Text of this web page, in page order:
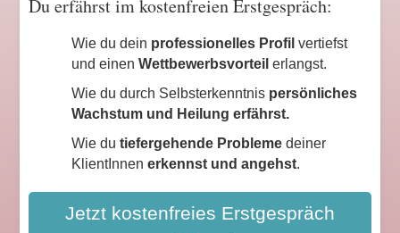
Du erfährst im kostenfreien Erstgespräch:
Wie du dein professionelles Profil vertiefst
und einen Wettbewerbsvorteil erlangst.
Wie du durch Selbsterkenntnis persönliches
Wachstum und Heilung erfährst.
Wie du tiefergehende Problemedeiner
KlientInnen erkennst und angehst.
Jetzt kostenfreies Erstgespräch